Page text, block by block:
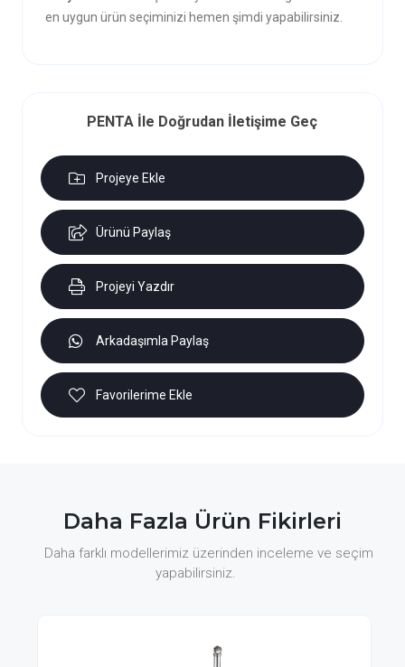
en uygun ürün seçiminizi hemen şimdi yapabilirsiniz.
PENTA İle Doğrudan İletişime Geç
Projeye Ekle
Ürünü Paylaş
Projeyi Yazdır
Arkadaşımla Paylaş
Favorilerime Ekle
Daha Fazla Ürün Fikirleri
Daha farklı modellerimiz üzerinden inceleme ve seçim
yapabilirsiniz.